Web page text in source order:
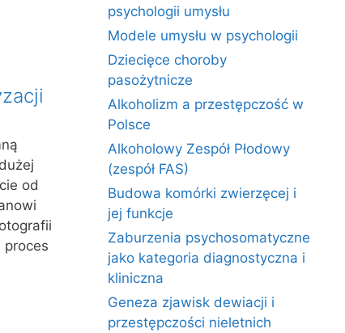
od
proces
psychologii umysłu
Modele umysłu w psychologii
Dziecięce choroby
pasożytnicze
Alkoholizm a przestępczość w
Polsce
Alkoholowy Zespół Płodowy
(zespół FAS)
Budowa komórki zwierzęcej i
jej funkcje
Zaburzenia psychosomatyczne
jako kategoria diagnostyczna i
kliniczna
Geneza zjawisk dewiacji i
przestępczości nieletnich